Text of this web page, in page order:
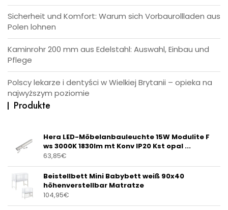
Sicherheit und Komfort: Warum sich Vorbaurollladen aus
Polen lohnen
Kaminrohr 200 mm aus Edelstahl: Auswahl, Einbau und
Pflege
Polscy lekarze i dentyści w Wielkiej Brytanii – opieka na
najwyższym poziomie
Produkte
Hera LED-Möbelanbauleuchte 15W Modulite F
ws 3000K 1830lm mt Konv IP20 Kst opal ...
63,85€
Beistellbett Mini Babybett weiß 90x40
höhenverstellbar Matratze
104,95€